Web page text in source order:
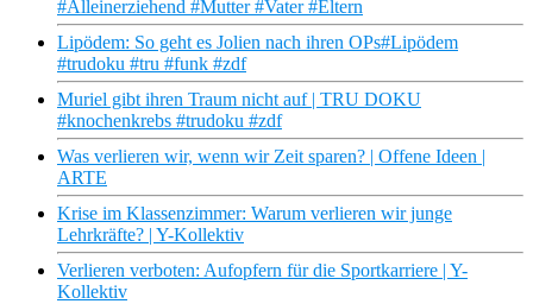
#Alleinerziehend #Mutter #Vater #Eltern
Lipödem: So geht es Jolien nach ihren OPs#Lipödem
#trudoku #tru #funk #zdf
Muriel gibt ihren Traum nicht auf | TRU DOKU
#knochenkrebs #trudoku #zdf
Was verlieren wir, wenn wir Zeit sparen? | Offene Ideen |
ARTE
Krise im Klassenzimmer: Warum verlieren wir junge
Lehrkräfte? | Y-Kollektiv
Verlieren verboten: Aufopfern für die Sportkarriere | Y-
Kollektiv